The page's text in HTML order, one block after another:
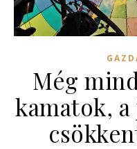
Még
kamatok,